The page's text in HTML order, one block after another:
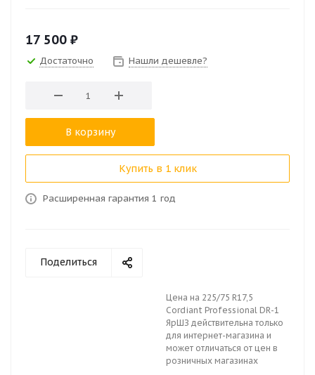
17 500 ₽
Достаточно Нашли дешевле?
В корзину
Купить в 1 клик
Расширенная гарантия 1 год
Поделиться
Цена на 225/75 R17,5
Cordiant Professional DR-1
ЯрШЗ действительна только
для интернет-магазина и
может отличаться от цен в
розничных магазинах